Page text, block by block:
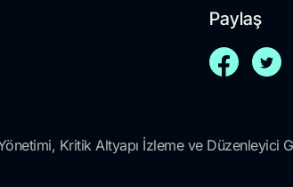
Paylaş
Kritik Altyapı İzleme ve Düzenleyici